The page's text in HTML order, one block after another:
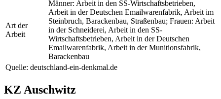
Art der
Arbeit
Männer: Arbeit in den SS-Wirtschaftsbetrieben,
Arbeit in der Deutschen Emailwarenfabrik, Arbeit im
Steinbruch, Barackenbau, Straßenbau; Frauen: Arbeit
in der Schneiderei, Arbeit in den SS-
Wirtschaftsbetrieben, Arbeit in der Deutschen
Emailwarenfabrik, Arbeit in der Munitionsfabrik,
Barackenbau
Quelle: deutschland-ein-denkmal.de
KZ Auschwitz